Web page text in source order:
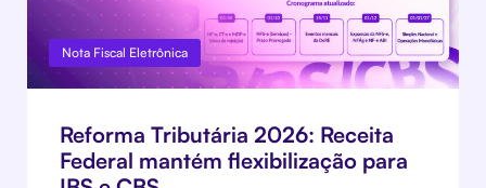
Nota Fiscal Eletrônica
Reforma Tributária 2026: Receita
Federal mantém flexibilização para